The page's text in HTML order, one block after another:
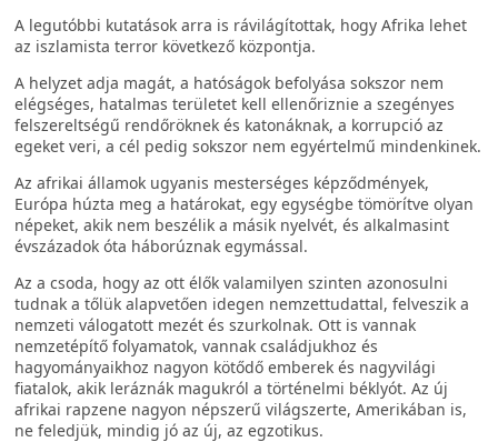
A legutóbbi kutatások arra is rávilágítottak, hogy Afrika lehet
az iszlamista terror következő központja.
A helyzet adja magát, a hatóságok befolyása sokszor nem
elégséges, hatalmas területet kell ellenőriznie a szegényes
felszereltségű rendőröknek és katonáknak, a korrupció az
egeket veri, a cél pedig sokszor nem egyértelmű mindenkinek.
Az afrikai államok ugyanis mesterséges képződmények,
Európa húzta meg a határokat, egy egységbe tömörítve olyan
népeket, akik nem beszélik a másik nyelvét, és alkalmasint
évszázadok óta háborúznak egymással.
Az a csoda, hogy az ott élők valamilyen szinten azonosulni
tudnak a tőlük alapvetően idegen nemzettudattal, felveszik a
nemzeti válogatott mezét és szurkolnak. Ott is vannak
nemzetépítő folyamatok, vannak családjukhoz és
hagyományaikhoz nagyon kötődő emberek és nagyvilági
fiatalok, akik leráznák magukról a történelmi béklyót. Az új
afrikai rapzene nagyon népszerű világszerte, Amerikában is,
ne feledjük, mindig jó az új, az egzotikus.